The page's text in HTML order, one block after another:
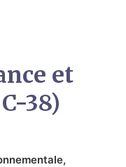
et
38)
,